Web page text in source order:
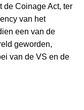
de Coinage Act, ter
van het
een van de
geworden,
van de VS en de